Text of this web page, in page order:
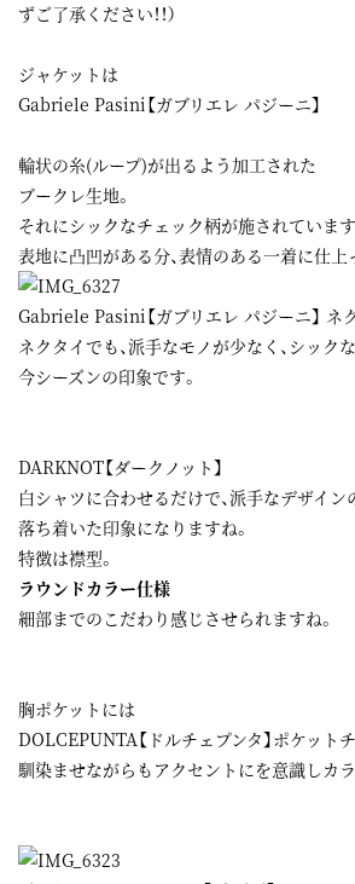
ずご了承ください！！）
ジャケットは
Gabriele Pasini【ガブリエレ パジーニ】
輪状の糸(ループ)が出るよう加工された
ブークレ生地。
それにシックなチェック柄が施されています
表地に凸凹がある分、表情のある一着に仕上
Gabriele Pasini【ガブリエレ パジーニ】 ネ
ネクタイでも、派手なモノが少なく、シック
今シーズンの印象です。
DARKNOT【ダークノット】
白シャツに合わせるだけで、派手なデザイン
落ち着いた印象になりますね。
特徴は襟型。
ラウンドカラー仕様
細部までのこだわり感じさせられますね。
胸ポケットには
DOLCEPUNTA【ドルチェプンタ】ポケット
馴染ませながらもアクセントにを意識しカ